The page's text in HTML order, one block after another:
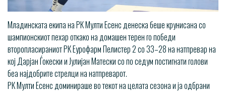
Младинската екипа на РК Мулти Есенс денеска беше крунисана со
шампионскиот пехар откако на домашен терен го победи
второпласираниот РК Еурофарм Пелистер 2 со 33–28 на натпревар на
кој Дарјан Ѓокески и Јулијан Матески со по седум постигнати голови
беа најдобрите стрелци на натпреварот.
РК Мулти Есенс доминираше во текот на целата сезона и ја одбрани